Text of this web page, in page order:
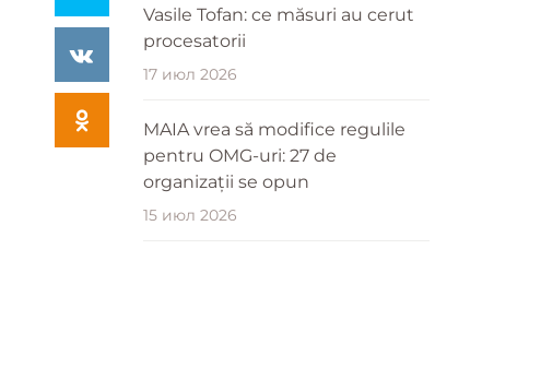
Vasile Tofan: ce măsuri au cerut
procesatorii
17 июл 2026
MAIA vrea să modifice regulile
pentru OMG-uri: 27 de
organizații se opun
15 июл 2026